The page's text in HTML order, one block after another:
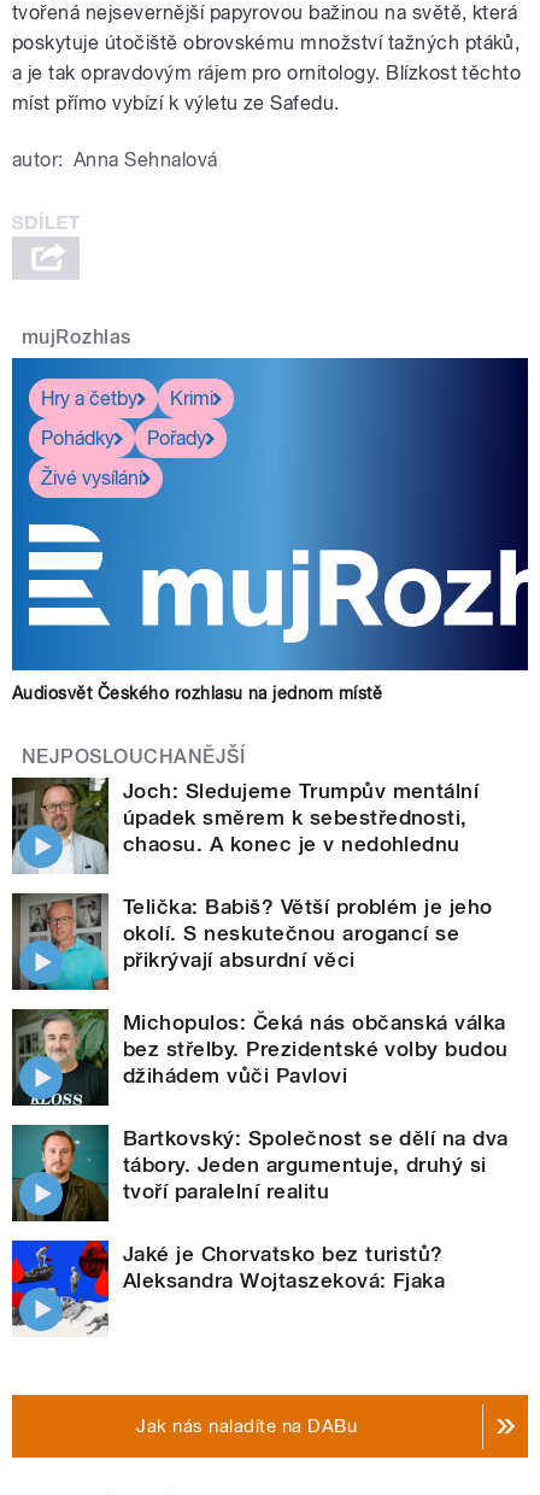
tvořená nejsevernější papyrovou bažinou na světě, která
poskytuje útočiště obrovskému množství tažných ptáků,
a je tak opravdovým rájem pro ornitology. Blízkost těchto
míst přímo vybízí k výletu ze Safedu.
autor: Anna Sehnalová
mujRozhlas
Hry a četby
Krimi
Pohádky
Pořady
Živé vysílání
Audiosvět Českého rozhlasu na jednom místě
NEJPOSLOUCHANĚJŠÍ
Joch: Sledujeme Trumpův mentální
úpadek směrem k sebestřednosti,
chaosu. A konec je v nedohlednu
Telička: Babiš? Větší problém je jeho
okolí. S neskutečnou arogancí se
přikrývají absurdní věci
Michopulos: Čeká nás občanská válka
bez střelby. Prezidentské volby budou
džihádem vůči Pavlovi
Bartkovský: Společnost se dělí na dva
tábory. Jeden argumentuje, druhý si
tvoří paralelní realitu
Jaké je Chorvatsko bez turistů?
Aleksandra Wojtaszeková: Fjaka
Jak nás naladíte na DABu